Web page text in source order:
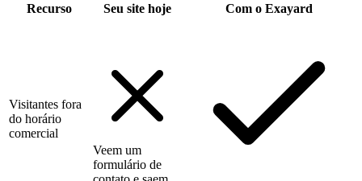
Recurso Seu site hoje Com o Exayard
Visitantes fora
do horário
comercial
Veem um
formulário de